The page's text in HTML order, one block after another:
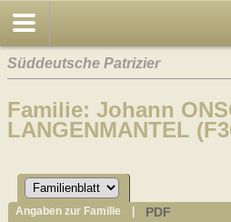
Süddeutsche Patrizier
Familie: Johann
LANGENMANTEL
Angaben zur Familie PDF